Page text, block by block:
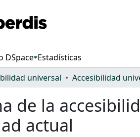
DSpace Estadísticas
universal Accesibilidad
de la
actual